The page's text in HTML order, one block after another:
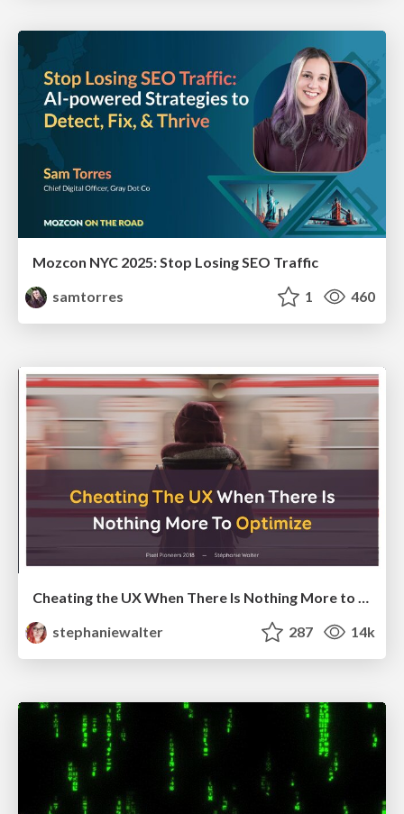
Mozcon NYC 2025: Stop Losing SEO Traffic
samtorres
1 460
Cheating the UX When There Is Nothing More to Optimize - PixelPioneers
stephaniewalter
287 14k